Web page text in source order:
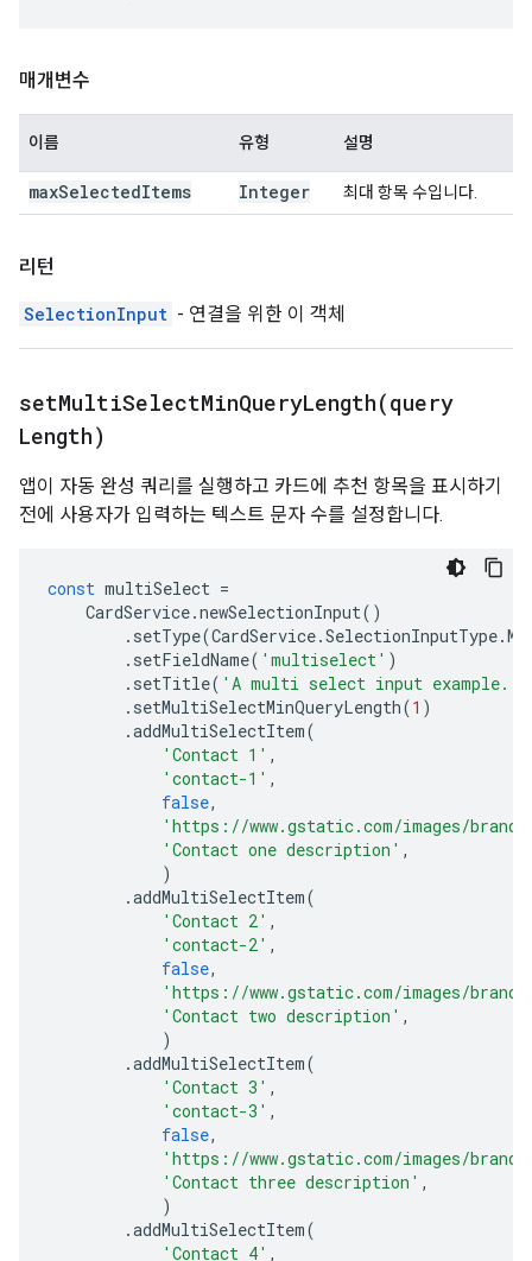
매개변수
이름 유형 설명
maxSelectedItems Integer 최대 항목 수입니다.
리턴
SelectionInput - 연결을 위한 이 객체
setMultiSelectMinQueryLength(query
Length)
앱이 자동 완성 쿼리를 실행하고 카드에 추천 항목을 표시하기
전에 사용자가 입력하는 텍스트 문자 수를 설정합니다.
const multiSelect =
CardService.newSelectionInput()
. setType(CardService.SelectionInputType.
. setFieldName( 'multiselect' )
. setTitle( 'A multi select input example.'
. setMultiSelectMinQueryLength(1 )
.addMultiSelectItem(
'Contact 1' ,
'contact-1' ,
false,
'https://www.gstatic.com/images/
'Contact one description' ,
)
.addMultiSelectItem(
'Contact 2' ,
'contact-2' ,
false,
'https://www.gstatic.com/images/
'Contact two description' ,
)
.addMultiSelectItem(
'Contact 3' ,
'contact-3' ,
false,
'https://www.gstatic.com/images/
'Contact three description' ,
)
.addMultiSelectItem(
'Contact 4' ,